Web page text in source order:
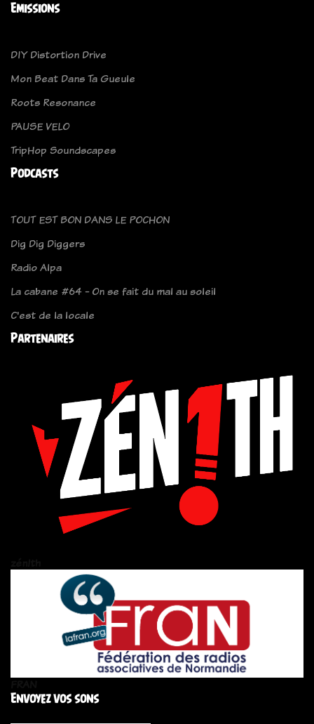
Emissions
DIY Distortion Drive
Mon Beat Dans Ta Gueule
Roots Resonance
PAUSE VELO
TripHop Soundscapes
Podcasts
TOUT EST BON DANS LE POCHON
Dig Dig Diggers
Radio Alpa
La cabane #64 - On se fait du mal au soleil
C'est de la locale
Partenaires
Envoyez vos sons